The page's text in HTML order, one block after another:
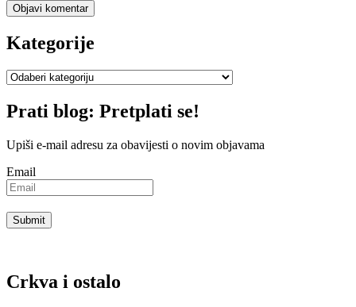
Kategorije
Kategorije
Prati blog: Pretplati se!
Upiši e-mail adresu za obavijesti o novim objavama
Email
Crkva i ostalo